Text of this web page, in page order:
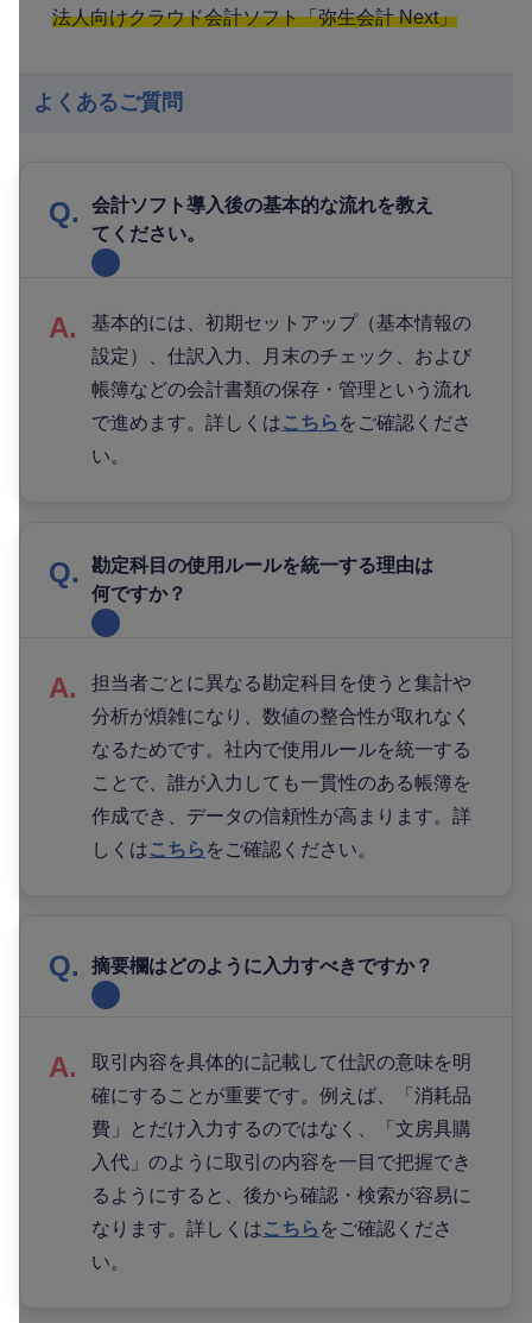
法人向けクラウド会計ソフト「弥生会計 Next」
よくあるご質問
会計ソフト導入後の基本的な流れを教え
てください。
基本的には、初期セットアップ（基本情報の
設定）、仕訳入力、月末のチェック、および
帳簿などの会計書類の保存・管理という流れ
で進めます。詳しくはこちら をご確認くださ
い。
勘定科目の使用ルールを統一する理由は
何ですか？
担当者ごとに異なる勘定科目を使うと集計や
分析が煩雑になり、数値の整合性が取れなく
なるためです。社内で使用ルールを統一する
ことで、誰が入力しても一貫性のある帳簿を
作成でき、データの信頼性が高まります。詳
しくはこちら をご確認ください。
摘要欄はどのように入力すべきですか？
取引内容を具体的に記載して仕訳の意味を明
確にすることが重要です。例えば、「消耗品
費」とだけ入力するのではなく、「文房具購
入代」のように取引の内容を一目で把握でき
るようにすると、後から確認・検索が容易に
なります。詳しくはこちら をご確認くださ
い。